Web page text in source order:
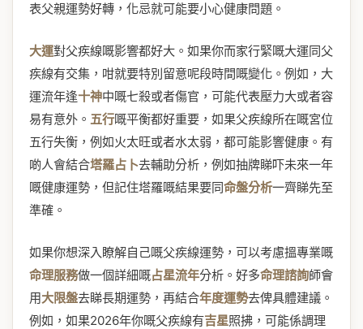
表父親運勢好轉，化忌就可能要小心健康問題。
大運對父疾線嘅影響都好大。如果你而家行緊嘅大運同父
疾線有交集，咁就要特別留意呢段時間嘅變化。例如，大
運流年逢十神中嘅七殺或者傷官，可能代表壓力大或者容
易有意外。 五行嘅平衡都好重要，如果父疾線所在嘅宮位
五行失衡，例如火太旺或者水太弱，都可能影響健康。有
啲人會結合塔羅占卜去輔助分析，例如抽牌睇吓未來一年
嘅健康運勢，但記住塔羅嘅結果要同命盤分析一齊睇先至
準確。
如果你想深入瞭解自己嘅父疾線運勢，可以考慮搵專業嘅
命理服務做一個詳細嘅占星流年分析。好多命理諮詢師會
用大限盤去睇長期運勢，再結合年度運勢去俾具體建議。
例如，如果2026年你嘅父疾線有吉星照拂，可能係調理